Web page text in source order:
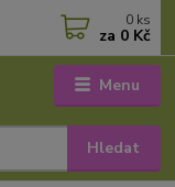
Menu
Hledat
0 ks
za 0 Kč